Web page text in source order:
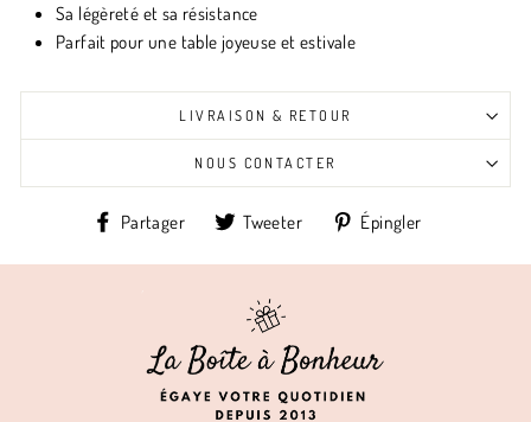
Sa légèreté et sa résistance
Parfait pour une table joyeuse et estivale
LIVRAISON & RETOUR
NOUS CONTACTER
Partager
Partager
Facebook
Tweeter
Tweeter
Twitter
Épingler
Pinterest